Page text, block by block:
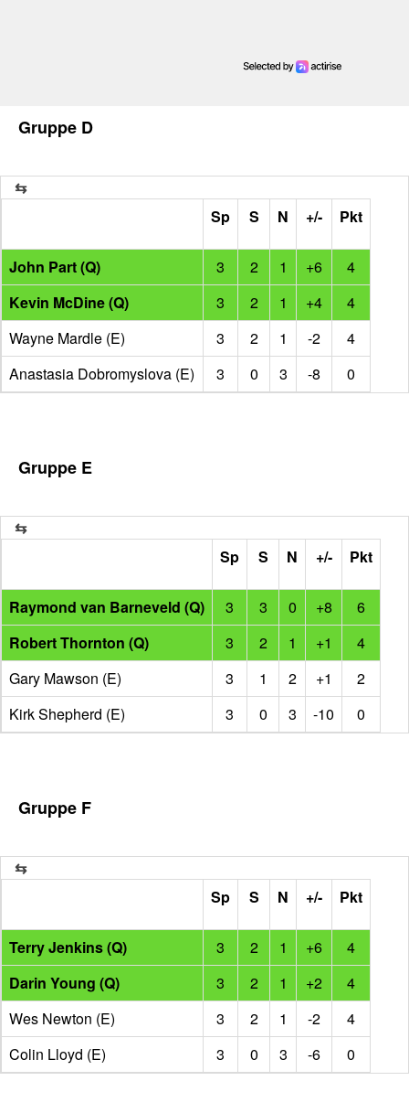
Gruppe D
Sp S N +/- Pkt
John Part (Q) 3 2 1 +6
4
Kevin McDine (Q)
3 2 1 +4
4
Wayne Mardle (E)
3 2 1 -2
4
Anastasia Dobromyslova (E)
3 0 3 -8 0
Gruppe E
Sp S N +/- Pkt
Raymond van Barneveld (Q) 3 3 0 +8
6
Robert Thornton (Q)
3 2 1 +1
4
Gary Mawson (E)
3 1 2 +1
2
Kirk Shepherd (E)
3 0 3 -10 0
Gruppe F
Sp S N +/- Pkt
Terry Jenkins (Q) 3 2 1 +6
4
Darin Young (Q)
3 2 1 +2
4
Wes Newton (E)
3 2 1 -2
4
Colin Lloyd (E)
3 0 3 -6 0